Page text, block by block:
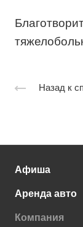
Назад к
Афиша
Аренда авто
Компания